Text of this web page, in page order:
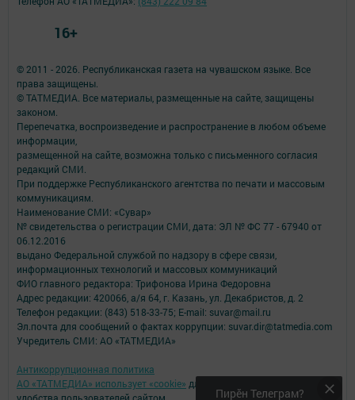
Пирӗн Телеграм?
© 2011 - 2026. Республиканская газета на чувашском языке. Все
права защищены.
© ТАТМЕДИА. Все материалы, размещенные на сайте, защищены
законом.
Перепечатка, воспроизведение и распространение в любом объеме
информации,
размещенной на сайте, возможна только с письменного согласия
редакций СМИ.
При поддержке Республиканского агентства по печати и массовым
коммуникациям.
Наименование СМИ: «Сувар»
№ свидетельства о регистрации СМИ, дата: ЭЛ № ФС 77 - 67940 от
06.12.2016
выдано Федеральной службой по надзору в сфере связи,
информационных технологий и массовых коммуникаций
ФИО главного редактора: Трифонова Ирина Федоровна
Адрес редакции: 420066, а/я 64, г. Казань, ул. Декабристов, д. 2
Телефон редакции: (843) 518-33-75; E-mail: suvar@mail.ru
Эл.почта для сообщений о фактах коррупции: suvar.dir@tatmedia.com
Учредитель СМИ: АО «ТАТМЕДИА»
Антикоррупционная политика
АО «ТАТМЕДИА» использует «cookie» для персонализации сервисов и
16+